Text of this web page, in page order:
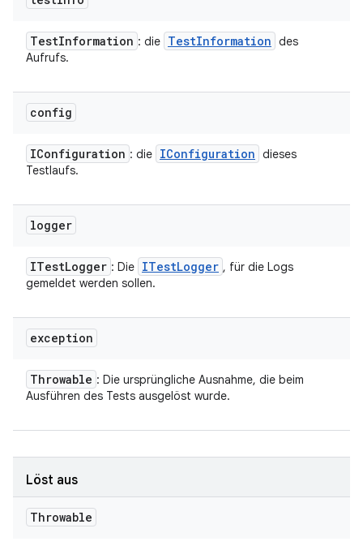
TestInformation : die TestInformation des
Aufrufs.
config
IConfiguration : die IConfiguration dieses
Testlaufs.
logger
ITestLogger : Die ITestLogger , für die Logs
gemeldet werden sollen.
exception
Throwable : Die ursprüngliche Ausnahme, die beim
Ausführen des Tests ausgelöst wurde.
Löst aus
Throwable